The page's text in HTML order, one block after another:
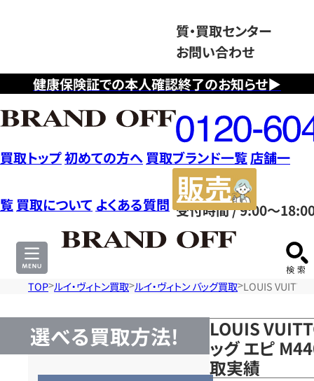
健康保険証での本人確認終了のお知らせ▶
質・買取センター
お問い合わせ
フ
リ
ー
ダ
イ
ヤ
ル
0120604117
受付時間 / 9:00～
買取トップ初めての方へ 買取ブランド一覧店舗一
覧 買取について よくある質問
サ
TOP ルイ・ヴィトン買取 ルイ・ヴィトン バッグ買取 LOUIS
選べる買取方法!
LOUIS
ッグ エピ
取実績